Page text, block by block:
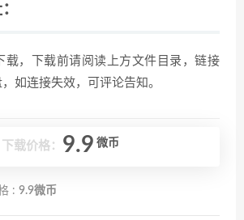
载，下载前请阅读上方文件目录，链接
如连接失效，可评论告知。
下载价格： 9.9 微币
: 9.9微币